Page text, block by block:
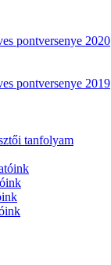
pontversenye 2020
pontversenye 2019
tanfolyam